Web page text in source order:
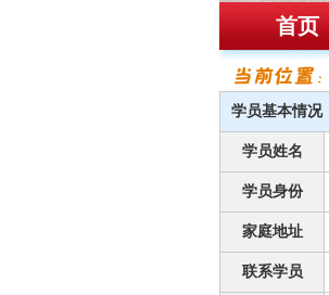
首页
学员基本情况
学员姓名
学员身份
家庭地址
联系学员